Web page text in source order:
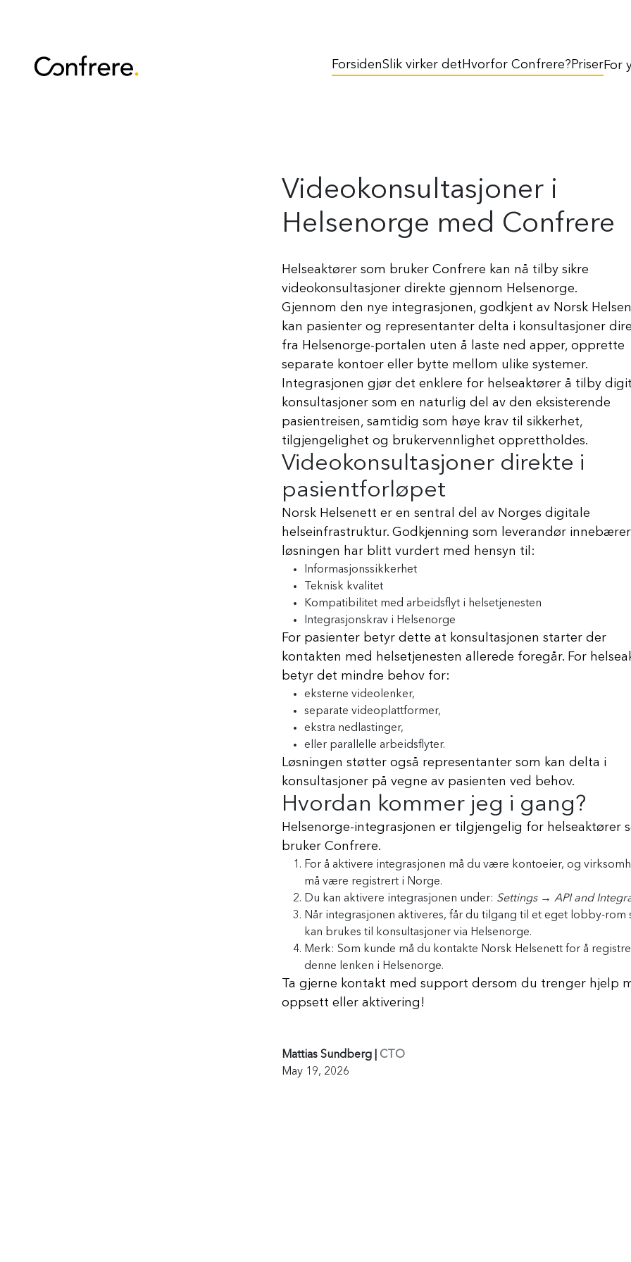
ForsidenSlik virker det Hvorfor Confrere? PriserFor
Videokonsultasjoner i
Helsenorge med Confrere
Helseaktører som bruker Confrere kan nå tilby sikre
videokonsultasjoner direkte gjennom Helsenorge.
Gjennom den nye integrasjonen, godkjent av Norsk
kan pasienter og representanter delta i konsultasjoner
fra Helsenorge-portalen uten å laste ned apper, opprette
separate kontoer eller bytte mellom ulike systemer.
Integrasjonen gjør det enklere for helseaktører å tilby
konsultasjoner som en naturlig del av den eksisterende
pasientreisen, samtidig som høye krav til sikkerhet,
tilgjengelighet og brukervennlighet opprettholdes.
Videokonsultasjoner direkte i
pasientforløpet
Norsk Helsenett er en sentral del av Norges digitale
helseinfrastruktur. Godkjenning som leverandør
løsningen har blitt vurdert med hensyn til:
Informasjonssikkerhet
Teknisk kvalitet
Kompatibilitet med arbeidsflyt i helsetjenesten
Integrasjonskrav i Helsenorge
For pasienter betyr dette at konsultasjonen starter der
kontakten med helsetjenesten allerede foregår. For
betyr det mindre behov for:
eksterne videolenker,
separate videoplattformer,
ekstra nedlastinger,
eller parallelle arbeidsflyter.
Løsningen støtter også representanter som kan delta i
konsultasjoner på vegne av pasienten ved behov.
Hvordan kommer jeg i gang?
Helsenorge-integrasjonen er tilgjengelig for helseaktører
bruker Confrere.
For å aktivere integrasjonen må du være kontoeier, og
må være registrert i Norge.
Du kan aktivere integrasjonen under: Settings → API and
Når integrasjonen aktiveres, får du tilgang til et eget lobby-rom
kan brukes til konsultasjoner via Helsenorge.
Merk: Som kunde må du kontakte Norsk Helsenett for å
denne lenken i Helsenorge.
Ta gjerne kontakt med support dersom du trenger hjelp
oppsett eller aktivering!
Mattias Sundberg| CTO
May 19, 2026